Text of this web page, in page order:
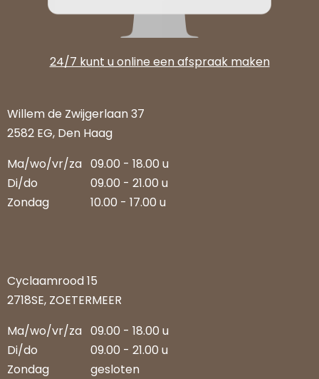
24/7 kunt u online een afspraak maken
Willem de Zwijgerlaan 37
2582 EG, Den Haag
Ma/wo/vr/za 09.00 - 18.00 u
Di/do
09.00 - 21.00 u
Zondag
10.00 - 17.00 u
Cyclaamrood 15
2718SE, ZOETERMEER
Ma/wo/vr/za 09.00 - 18.00 u
Di/do
09.00 - 21.00 u
Zondag
gesloten